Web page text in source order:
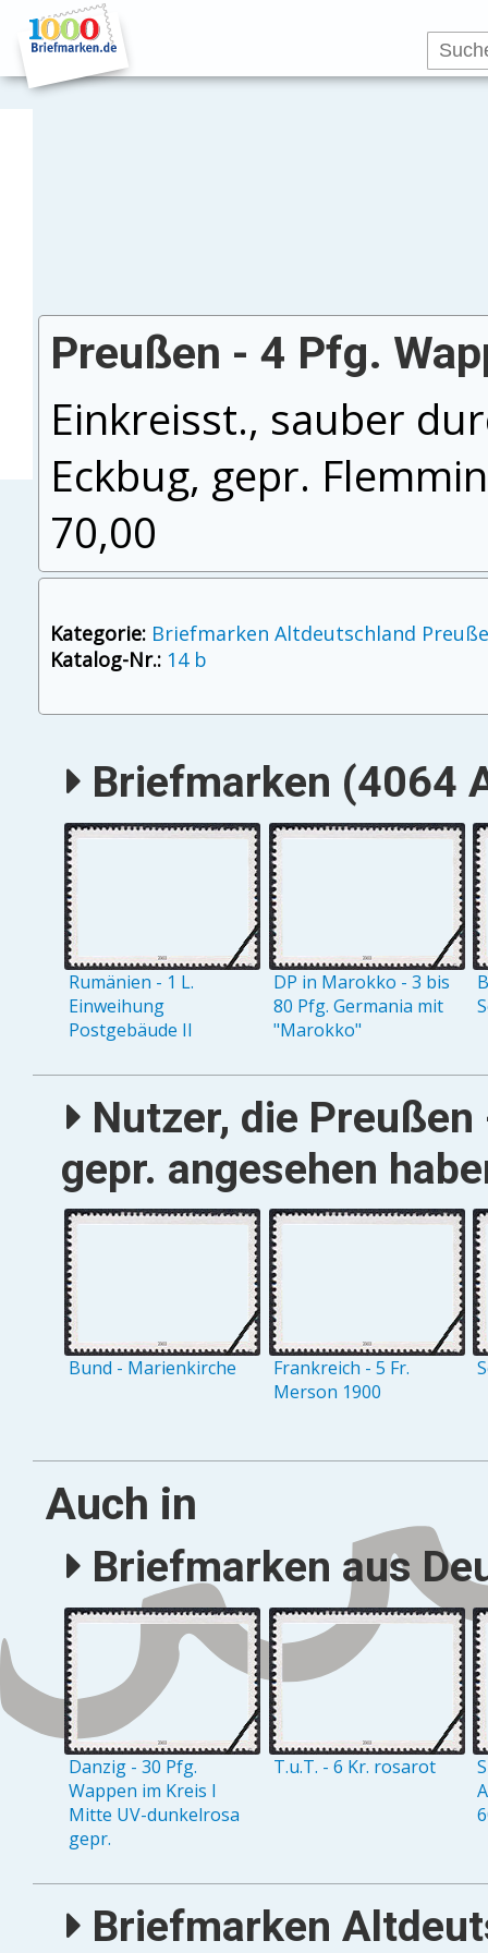
Preußen - 4 Pfg.
Einkreisst., sauber
Eckbug, gepr.
70,00
Kategorie: Briefmarken Altdeutschland
Katalog-Nr.: 14 b
Briefmarken (4064
Rumänien - 1 L.
Einweihung
Postgebäude II
DP in Marokko - 3 bis
80 Pfg. Germania mit
"Marokko"
Nutzer, die
gepr. angesehen
Bund - Marienkirche
Frankreich - 5 Fr.
Merson 1900
Auch in
Briefmarken aus
Danzig - 30 Pfg.
Wappen im Kreis I
Mitte UV-dunkelrosa
gepr.
T.u.T. - 6 Kr. rosarot
Briefmarken